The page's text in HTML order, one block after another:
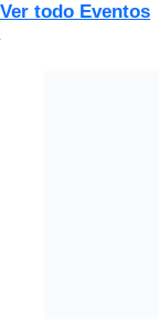
Ver todo Eventos